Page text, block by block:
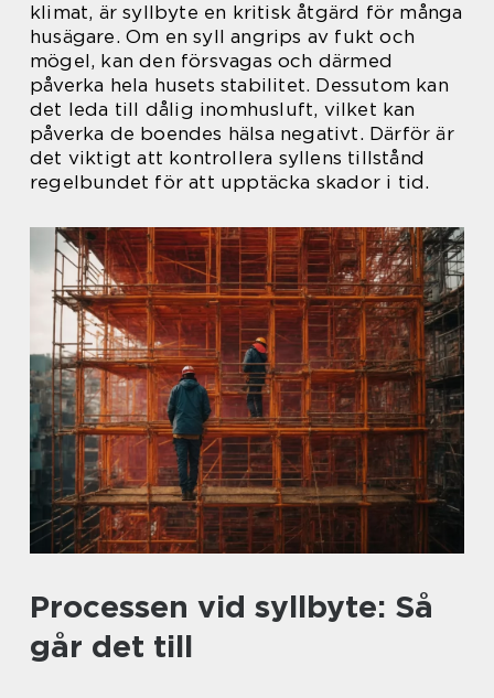
klimat, är syllbyte en kritisk åtgärd för många
husägare. Om en syll angrips av fukt och
mögel, kan den försvagas och därmed
påverka hela husets stabilitet. Dessutom kan
det leda till dålig inomhusluft, vilket kan
påverka de boendes hälsa negativt. Därför är
det viktigt att kontrollera syllens tillstånd
regelbundet för att upptäcka skador i tid.
Processen vid syllbyte: Så
går det till